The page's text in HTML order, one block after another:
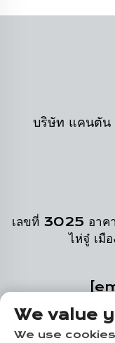
บริษัท แคนตัน
เลขที่ 3025 อาค
ไห่จู๋ เมื
We value
We use